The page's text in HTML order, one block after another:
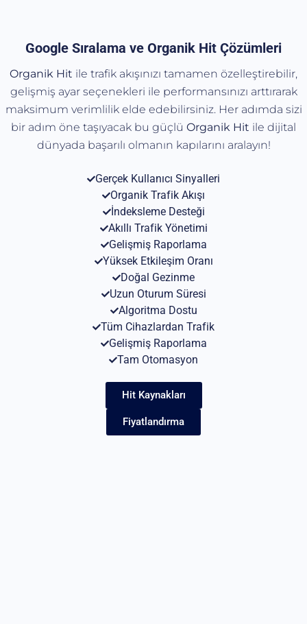
Google Sıralama ve Organik Hit Çözümleri
Organik Hit ile trafik akışınızı tamamen özelleştirebilir,
gelişmiş ayar seçenekleri ile performansınızı arttırarak
maksimum verimlilik elde edebilirsiniz. Her adımda sizi
bir adım öne taşıyacak bu güçlü Organik Hit ile dijital
dünyada başarılı olmanın kapılarını aralayın!
Gerçek Kullanıcı Sinyalleri
Organik Trafik Akışı
İndeksleme Desteği
Akıllı Trafik Yönetimi
Gelişmiş Raporlama
Yüksek Etkileşim Oranı
Doğal Gezinme
Uzun Oturum Süresi
Algoritma Dostu
Tüm Cihazlardan Trafik
Gelişmiş Raporlama
Tam Otomasyon
Hit Kaynakları
Fiyatlandırma